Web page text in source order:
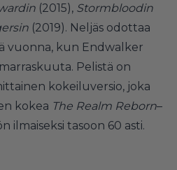
(2015), Stormbloodin
(2019). Neljäs odottaa
vuonna, kun Endwalker
Pelistä on
kokeiluversio, joka
kokea The Realm Reborn–
ilmaiseksi tasoon 60 asti.